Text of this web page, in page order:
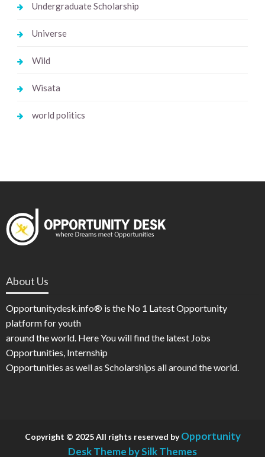
Undergraduate Scholarship
Universe
Wild
Wisata
world politics
About Us
Opportunitydesk.info® is the No 1 Latest Opportunity
platform for youth
around the world. Here You will find the latest Jobs
Opportunities, Internship
Opportunities as well as Scholarships all around the world.
Copyright © 2025 All rights reserved byOpportunity
DeskTheme by Silk Themes